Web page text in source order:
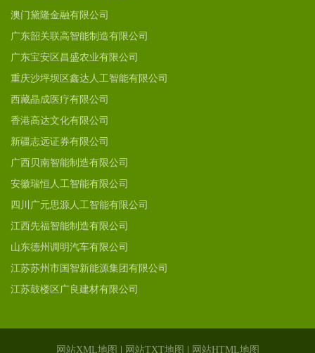
澳门黛隆金融有限公司
广东韶关联高智能制造有限公司
广东宝安区昌盛农业有限公司
重庆沙坪坝区鑫达人工智能有限公司
西藏晶成医疗有限公司
香港高达文化有限公司
新疆志远证券有限公司
广西贝南智能制造有限公司
安徽瑞恒人工智能有限公司
四川广元思源人工智能有限公司
江西先福智能制造有限公司
山东德州调明汽车有限公司
江苏苏州市国智新能源集团有限公司
江苏鼓楼区广良建材有限公司
网站XML地图 网站TXT地图 网站HTML地图